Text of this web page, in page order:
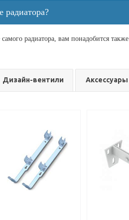
радиатора?
радиатора, вам понадобится также
Дизайн-вентили Аксессуары